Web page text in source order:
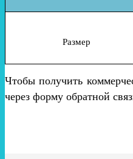
Размер
Чтобы получить
через форму обратной